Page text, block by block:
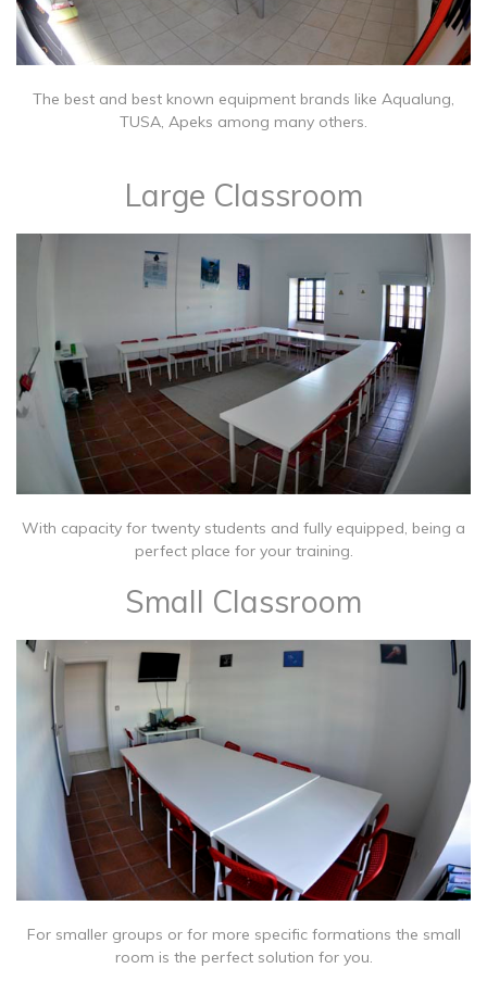
The best and best known equipment brands like Aqualung,
TUSA, Apeks among many others.
Large Classroom
With capacity for twenty students and fully equipped, being a
perfect place for your training.
Small Classroom
For smaller groups or for more specific formations the small
room is the perfect solution for you.